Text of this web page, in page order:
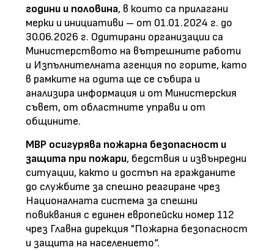
години и половина, в които са прилагани
мерки и инициативи – от 01.01.2024 г. до
30.06.2026 г. Одитирани организации са
Министерството на вътрешните работи
и Изпълнителната агенция по горите, като
в рамките на одита ще се събира и
анализира информация и от Министерския
съвет, от областните управи и от
общините.
МВР осигурява пожарна безопасност и
защита при пожари, бедствия и извънредни
ситуации, както и достъп на гражданите
до службите за спешно реагиране чрез
Националната система за спешни
повиквания с единен европейски номер 112
чрез Главна дирекция "Пожарна безопасност
и защита на населението“.